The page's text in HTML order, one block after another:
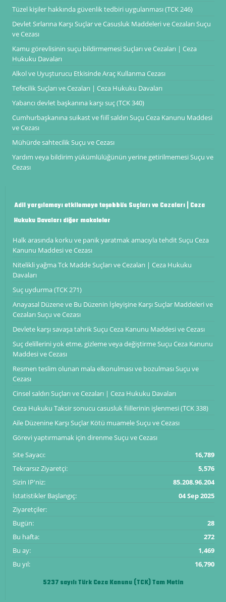
Tüzel kişiler hakkında güvenlik tedbiri uygulanması (TCK 246)
Devlet Sırlarına Karşı Suçlar ve Casusluk Maddeleri ve Cezaları Suçu
ve Cezası
Kamu görevlisinin suçu bildirmemesi Suçları ve Cezaları | Ceza
Hukuku Davaları
Alkol ve Uyuşturucu Etkisinde Araç Kullanma Cezası
Tefecilik Suçları ve Cezaları | Ceza Hukuku Davaları
Yabancı devlet başkanına karşı suç (TCK 340)
Cumhurbaşkanına suikast ve fiilî saldırı Suçu Ceza Kanunu Maddesi
ve Cezası
Mühürde sahtecilik Suçu ve Cezası
Yardım veya bildirim yükümlülüğünün yerine getirilmemesi Suçu ve
Cezası
Adil yargılamayı etkilemeye teşebbüs Suçları ve Cezaları | Ceza
Hukuku Davaları diğer makaleler
Halk arasında korku ve panik yaratmak amacıyla tehdit Suçu Ceza
Kanunu Maddesi ve Cezası
Nitelikli yağma Tck Madde Suçları ve Cezaları | Ceza Hukuku
Davaları
Suç uydurma (TCK 271)
Anayasal Düzene ve Bu Düzenin İşleyişine Karşı Suçlar Maddeleri ve
Cezaları Suçu ve Cezası
Devlete karşı savaşa tahrik Suçu Ceza Kanunu Maddesi ve Cezası
Suç delillerini yok etme, gizleme veya değiştirme Suçu Ceza Kanunu
Maddesi ve Cezası
Resmen teslim olunan mala elkonulması ve bozulması Suçu ve
Cezası
Cinsel saldırı Suçları ve Cezaları | Ceza Hukuku Davaları
Ceza Hukuku Taksir sonucu casusluk fiillerinin işlenmesi (TCK 338)
Aile Düzenine Karşı Suçlar Kötü muamele Suçu ve Cezası
Görevi yaptırmamak için direnme Suçu ve Cezası
Site Sayacı:
16,789
Tekrarsız Ziyaretçi:
5,576
Sizin IP'niz:
85.208.96.204
İstatistikler Başlangıç:
04 Sep 2025
Ziyaretçiler:
Bugün:
28
Bu hafta:
272
Bu ay:
1,469
Bu yıl:
16,790
5237 sayılı Türk Ceza Kanunu (TCK) Tam Metin